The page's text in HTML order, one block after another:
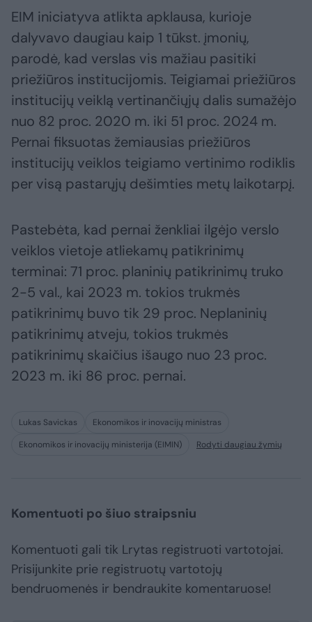
EIM iniciatyva atlikta apklausa, kurioje
dalyvavo daugiau kaip 1 tūkst. įmonių,
parodė, kad verslas vis mažiau pasitiki
priežiūros institucijomis. Teigiamai priežiūros
institucijų veiklą vertinančiųjų dalis sumažėjo
nuo 82 proc. 2020 m. iki 51 proc. 2024 m.
Pernai fiksuotas žemiausias priežiūros
institucijų veiklos teigiamo vertinimo rodiklis
per visą pastarųjų dešimties metų laikotarpį.
Pastebėta, kad pernai ženkliai ilgėjo verslo
veiklos vietoje atliekamų patikrinimų
terminai: 71 proc. planinių patikrinimų truko
2-5 val., kai 2023 m. tokios trukmės
patikrinimų buvo tik 29 proc. Neplaninių
patikrinimų atveju, tokios trukmės
patikrinimų skaičius išaugo nuo 23 proc.
2023 m. iki 86 proc. pernai.
Lukas Savickas
Ekonomikos ir inovacijų ministras
Ekonomikos ir inovacijų ministerija (EIMIN)
Rodyti daugiau žymių
Komentuoti po šiuo straipsniu
Komentuoti gali tik Lrytas registruoti vartotojai.
Prisijunkite prie registruotų vartotojų
bendruomenės ir bendraukite komentaruose!